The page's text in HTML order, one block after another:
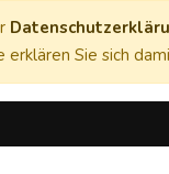
Sie sich